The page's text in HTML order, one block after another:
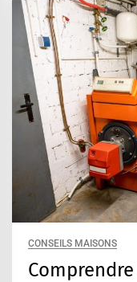
CONSEILS MAISONS